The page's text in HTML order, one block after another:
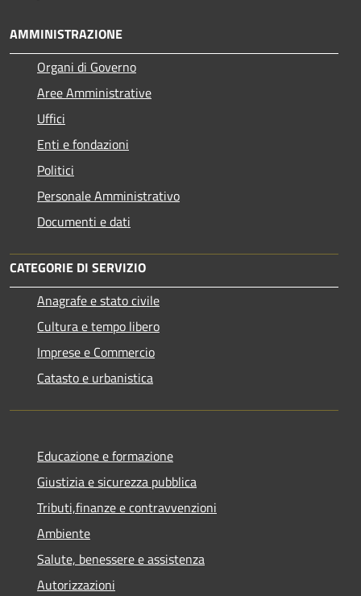
AMMINISTRAZIONE
Organi di Governo
Aree Amministrative
Uffici
Enti e fondazioni
Politici
Personale Amministrativo
Documenti e dati
CATEGORIE DI SERVIZIO
Anagrafe e stato civile
Cultura e tempo libero
Imprese e Commercio
Catasto e urbanistica
Educazione e formazione
Giustizia e sicurezza pubblica
Tributi,finanze e contravvenzioni
Ambiente
Salute, benessere e assistenza
Autorizzazioni